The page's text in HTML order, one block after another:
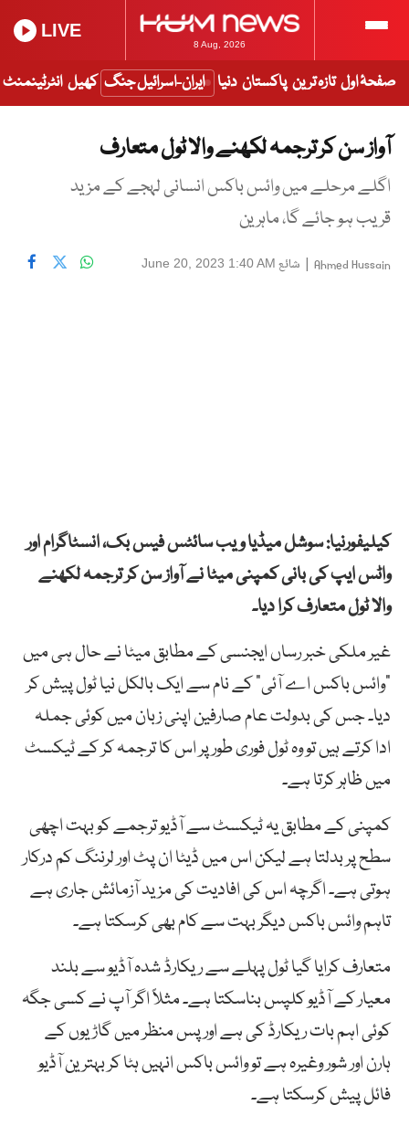
8 Aug, 2026
LIVE
صفحۂ اول تازہ ترین پاکستان دنیا ایران-اسرائیل جنگ کھیل انٹرٹینمنٹ
آواز سن کر ترجمہ لکھنے والا ٹول متعارف
اگلے مرحلے میں وائس باکس انسانی لہجے کے مزید
قریب ہو جائے گا، ماہرین
Ahmed Hussain
| شائع June 20, 2023 1:40 AM
کیلیفورنیا: سوشل میڈیا ویب سائٹس فیس بک، انسٹاگرام اور
واٹس ایپ کی بانی کمپنی میٹا نے آواز سن کر ترجمہ لکھنے
والا ٹول متعارف کرا دیا۔
غیر ملکی خبر رساں ایجنسی کے مطابق میٹا نے حال ہی میں
“وائس باکس اے آئی” کے نام سے ایک بالکل نیا ٹول پیش کر
دیا۔ جس کی بدولت عام صارفین اپنی زبان میں کوئی جملہ
ادا کرتے ہیں تو وہ ٹول فوری طور پر اس کا ترجمہ کر کے ٹیکسٹ
میں ظاہر کرتا ہے۔
کمپنی کے مطابق یہ ٹیکسٹ سے آڈیو ترجمے کو بہت اچھی
سطح پر بدلتا ہے لیکن اس میں ڈیٹا ان پٹ اور لرننگ کم درکار
ہوتی ہے۔ اگرچہ اس کی افادیت کی مزید آزمائش جاری ہے
تاہم وائس باکس دیگر بہت سے کام بھی کرسکتا ہے۔
متعارف کرایا گیا ٹول پہلے سے ریکارڈ شدہ آڈیو سے بلند
معیار کے آڈیو کلپس بناسکتا ہے۔ مثلاً اگر آپ نے کسی جگہ
کوئی اہم بات ریکارڈ کی ہے اور پس منظر میں گاڑیوں کے
ہارن اور شور وغیرہ ہے تو وائس باکس انہیں ہٹا کر بہترین آڈیو
فائل پیش کرسکتا ہے۔